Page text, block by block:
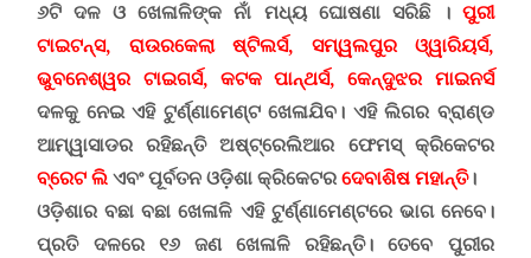
୬ଟି ଦଳ ଓ ଖେଳାଳିଙ୍କ ନାଁ ମଧ୍ୟ ଘୋଷଣା ସରିଛି । ପୁରୀ
ଟାଇଟନ୍ସ,ରାଉରକେଲା ଷ୍ଟିଲର୍ସ, ସମ୍ୱଲପୁର ଓ୍ୱାରିୟର୍ସ,
ଭୁବନେଶ୍ୱର ଟାଇଗର୍ସ, କଟକ ପାନ୍ଥର୍ସ,କେନ୍ଦୁଝର ମାଇନର୍ସ
ଦଳକୁ ନେଇ ଏହି ଟୁର୍ଣ୍ଣାମେଣ୍ଟ ଖେଳାଯିବ । ଏହି ଲିଗର ବ୍ରାଣ୍ଡ
ଆମ୍ୱାସାଡର ରହିଛନ୍ତି ଅଷ୍ଟ୍ରେଲିଆର ଫେମସ୍ କ୍ରିକେଟର
ବ୍ରେଟ ଲି ଏବଂ ପୂର୍ବତନ ଓଡ଼ିଶା କ୍ରିକେଟରଦେବାଶିଷ ମହାନ୍ତି।
ଓଡ଼ିଶାର ବଛା ବଛା ଖେଳାଳି ଏହି ଟୁର୍ଣ୍ଣାମେଣ୍ଟରେ ଭାଗ ନେବେ।
ପ୍ରତି ଦଳରେ ୧୬ ଜଣ ଖେଳାଳି ରହିଛନ୍ତି। ତେବେ ପୁରୀର